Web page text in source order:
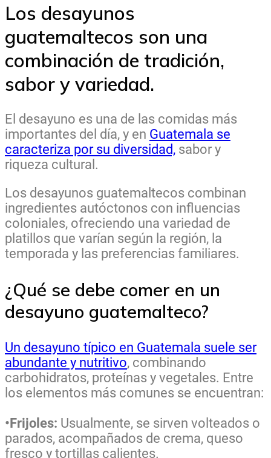
Los desayunos
guatemaltecos son una
combinación de tradición,
sabor y variedad.
El desayuno es una de las comidas más
importantes del día, y en Guatemala se
caracteriza por su diversidad, sabor y
riqueza cultural.
Los desayunos guatemaltecos combinan
ingredientes autóctonos con influencias
coloniales, ofreciendo una variedad de
platillos que varían según la región, la
temporada y las preferencias familiares.
¿Qué se debe comer en un
desayuno guatemalteco?
Un desayuno típico en Guatemala suele ser
abundante y nutritivo, combinando
carbohidratos, proteínas y vegetales. Entre
los elementos más comunes se encuentran:
•Frijoles: Usualmente, se sirven volteados o
parados, acompañados de crema, queso
fresco y tortillas calientes.